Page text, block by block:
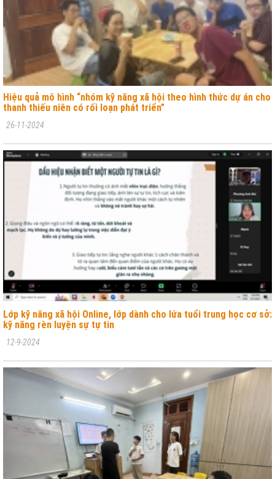
Hiệu quả mô hình “nhóm kỹ năng xã hội theo hình thức dự án cho
thanh thiếu niên có rối loạn phát triển”
26-11-2024
Lớp kỹ năng xã hội Online, lớp dành cho lứa tuổi trung học cơ sở:
kỹ năng rèn luyện sự tự tin
12-9-2024